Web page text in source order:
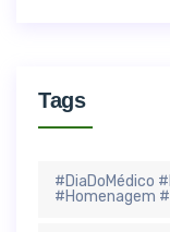
Tags
#DiaDoMédico
#Homenagem